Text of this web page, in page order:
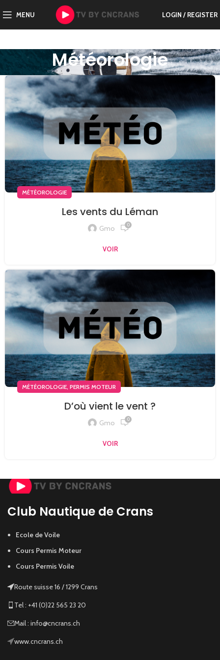
MENU LOGIN / REGISTER
Météorologie
MÉTÉOROLOGIE
Les vents du Léman
Gmo 0
VOIR
MÉTÉOROLOGIE, PERMIS MOTEUR
D’où vient le vent ?
Gmo 0
VOIR
Club Nautique de Crans
Ecole de Voile
Cours Permis Moteur
Cours Permis Voile
Route suisse 16 / 1299 Crans
Tel : +41 (0)22 565 23 20
Mail : info@cncrans.ch
www.cncrans.ch